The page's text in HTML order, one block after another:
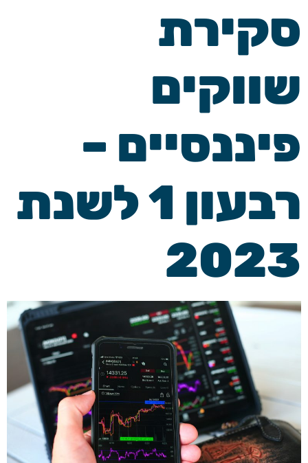
סקירת
שווקים
פיננסיים –
רבעון 1 לשנת
2023